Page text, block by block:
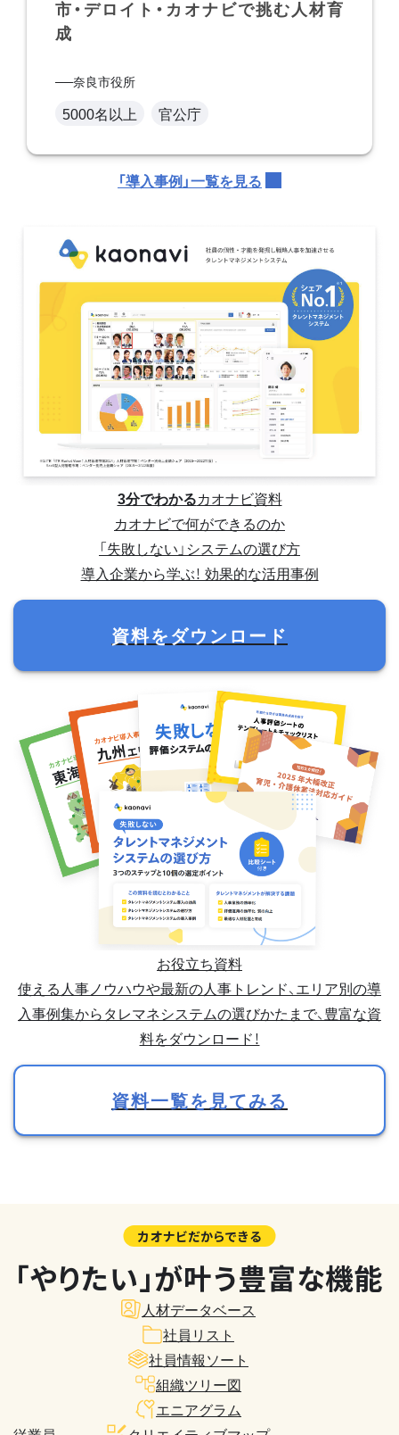
市・デロイト・カオナビで挑む人材育
成
奈良市役所
5000名以上 官公庁
「導入事例」一覧を見る
3分でわかるカオナビ資料
カオナビで何ができるのか
「失敗しない」システムの選び方
導入企業から学ぶ！ 効果的な活用事例
資料をダウンロード
お役立ち資料
使える人事ノウハウや最新の人事トレンド、エリア別の導
入事例集からタレマネシステムの選びかたまで、豊富な資
料をダウンロード！
資料一覧を見てみる
カオナビだからできる
「やりたい」が叶う豊富な機能
人材データベース
社員リスト
社員情報ソート
組織ツリー図
エニアグラム